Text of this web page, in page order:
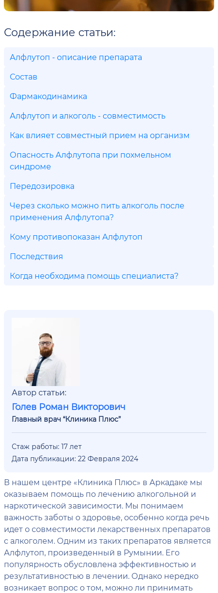
Содержание статьи:
Алфлутоп - описание препарата
Состав
Фармакодинамика
Алфлутоп и алкоголь - совместимость
Как влияет совместный прием на организм
Опасность Алфлутопа при похмельном
синдроме
Передозировка
Через сколько можно пить алкоголь после
применения Алфлутопа?
Кому противопоказан Алфлутоп
Последствия
Когда необходима помощь специалиста?
Автор статьи:
Голев Роман Викторович
Главный врач “Клиника Плюс”
Стаж работы: 17 лет
Дата публикации: 22 Февраля 2024
В нашем центре «Клиника Плюс» в Аркадаке мы
оказываем помощь по лечению алкогольной и
наркотической зависимости. Мы понимаем
важность заботы о здоровье, особенно когда речь
идет о совместимости лекарственных препаратов
с алкоголем. Одним из таких препаратов является
Алфлутоп, произведенный в Румынии. Его
популярность обусловлена эффективностью и
результативностью в лечении. Однако нередко
возникает вопрос о том, можно ли принимать